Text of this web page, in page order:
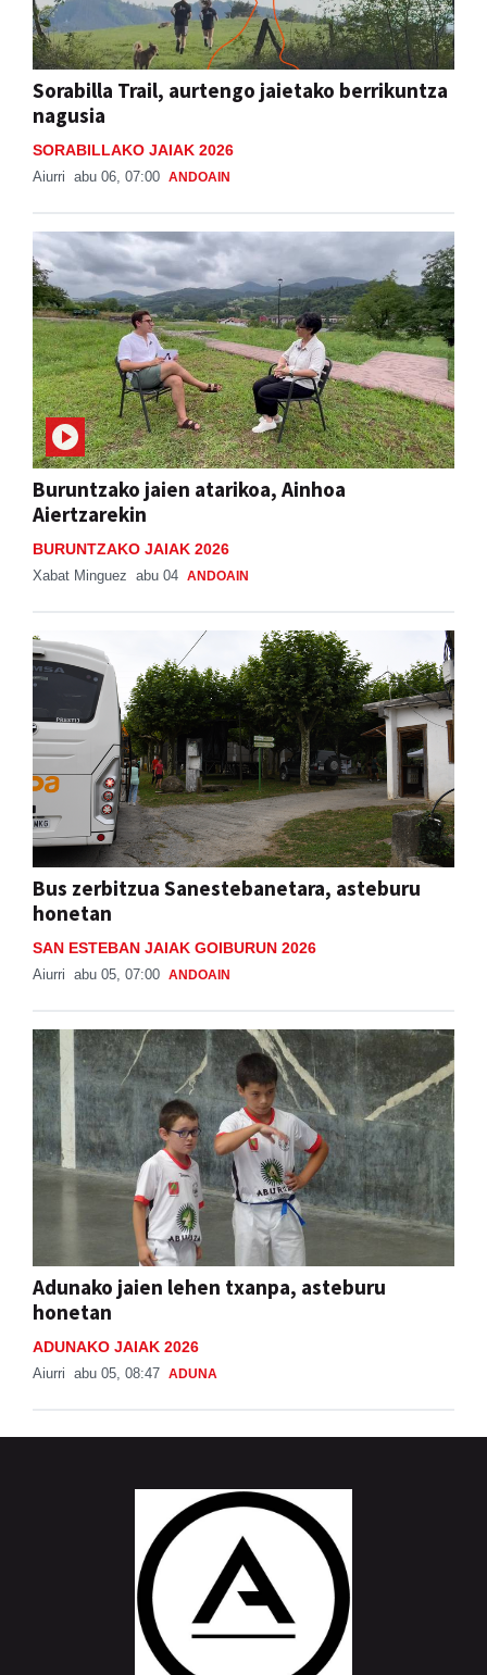
Sorabilla Trail, aurtengo jaietako berrikuntza
nagusia
SORABILLAKO JAIAK 2026
Aiurri abu 06, 07:00 ANDOAIN
Buruntzako jaien atarikoa, Ainhoa
Aiertzarekin
BURUNTZAKO JAIAK 2026
Xabat Minguez abu 04 ANDOAIN
Bus zerbitzua Sanestebanetara, asteburu
honetan
SAN ESTEBAN JAIAK GOIBURUN 2026
Aiurri abu 05, 07:00 ANDOAIN
Adunako jaien lehen txanpa, asteburu
honetan
ADUNAKO JAIAK 2026
Aiurri abu 05, 08:47 ADUNA